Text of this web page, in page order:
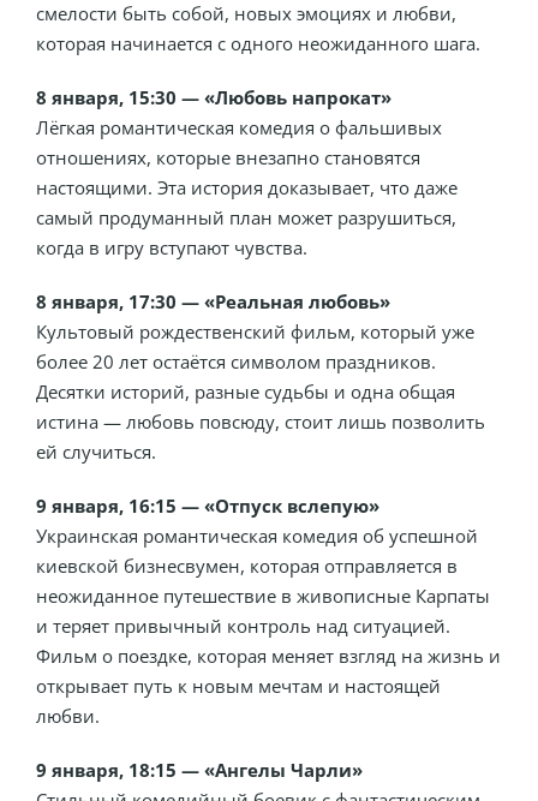
смелости быть собой, новых эмоциях и любви,
которая начинается с одного неожиданного шага.
8 января, 15:30 — «Любовь напрокат»
Лёгкая романтическая комедия о фальшивых
отношениях, которые внезапно становятся
настоящими. Эта история доказывает, что даже
самый продуманный план может разрушиться,
когда в игру вступают чувства.
8 января, 17:30 — «Реальная любовь»
Культовый рождественский фильм, который уже
более 20 лет остаётся символом праздников.
Десятки историй, разные судьбы и одна общая
истина — любовь повсюду, стоит лишь позволить
ей случиться.
9 января, 16:15 — «Отпуск вслепую»
Украинская романтическая комедия об успешной
киевской бизнесвумен, которая отправляется в
неожиданное путешествие в живописные Карпаты
и теряет привычный контроль над ситуацией.
Фильм о поездке, которая меняет взгляд на жизнь и
открывает путь к новым мечтам и настоящей
любви.
9 января, 18:15 — «Ангелы Чарли»